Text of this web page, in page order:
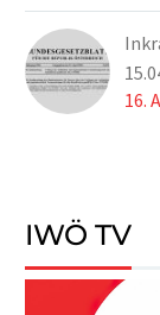
16.
IWÖ TV